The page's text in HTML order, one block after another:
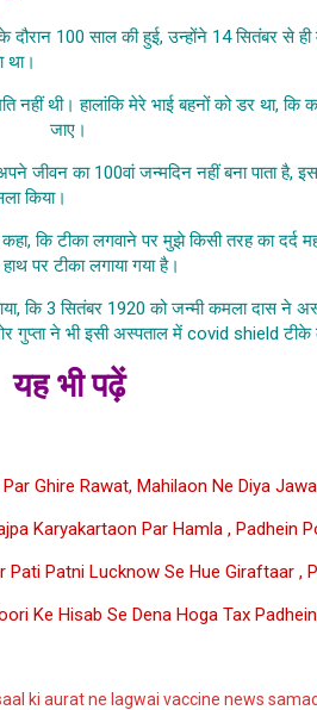
के दौरान 100 साल की हुई, उन्होंने 14 सितंबर से
था।
थी। हालांकि मेरे भाई बहनों को डर था,
जाए।
जीवन का 100वां जन्मदिन नहीं बना पाता है,
किया।
कि टीका लगवाने पर मुझे किसी तरह का
पर टीका लगाया गया है।
कि 3 सितंबर 1920 को जन्मी कमला दास ने
गुप्ता ने भी इसी अस्पताल में covid shield टीके
यह भी पढ़ें
Ghire Rawat, Mahilaon Ne Diya
Karyakartaon Par Hamla , Padhein
Pati Patni Lucknow Se Hue Giraftaar ,
Ke Hisab Se Dena Hoga Tax
ki aurat ne lagwai vaccine news